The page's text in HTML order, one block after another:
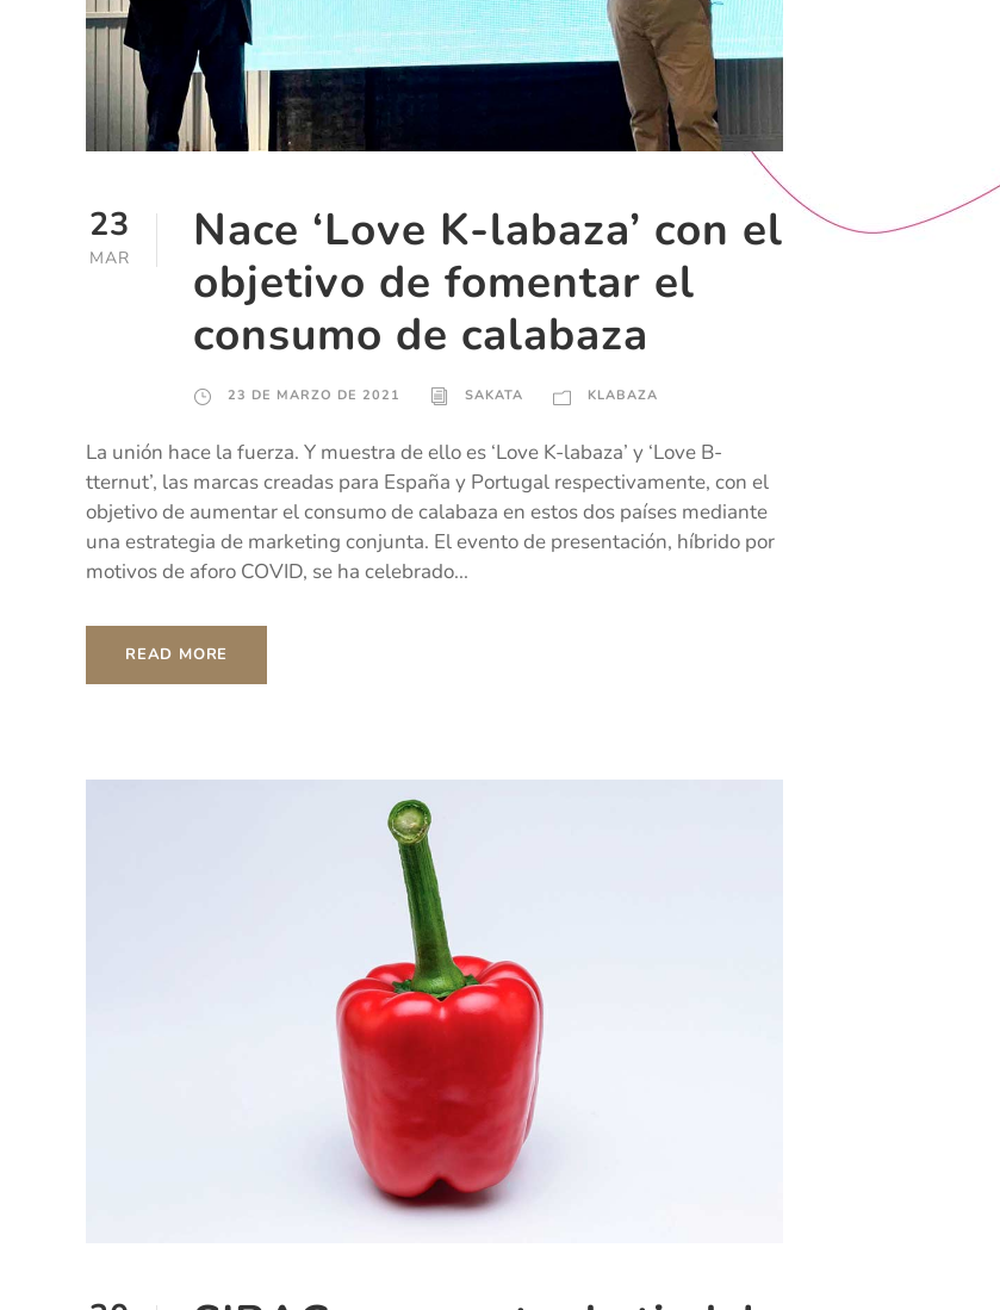
23
MAR
Nace ‘Love K-labaza’ con el
objetivo de fomentar el
consumo de calabaza
23 DE MARZO DE 2021 SAKATA KLABAZA
La unión hace la fuerza. Y muestra de ello es ‘Love K-labaza’ y ‘Love B-
tternut’, las marcas creadas para España y Portugal respectivamente, con el
objetivo de aumentar el consumo de calabaza en estos dos países mediante
una estrategia de marketing conjunta. El evento de presentación, híbrido por
motivos de aforo COVID, se ha celebrado...
READ MORE